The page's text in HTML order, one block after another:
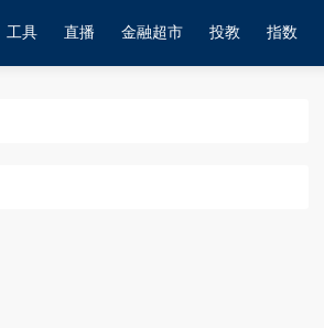
工具 直播 金融超市 投教 指数